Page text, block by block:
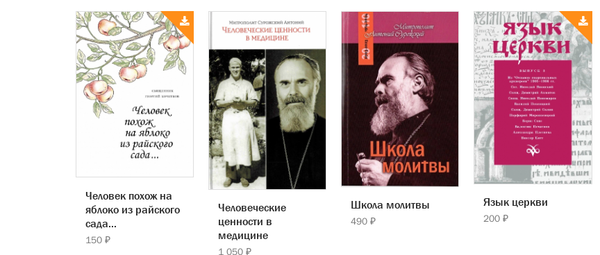
Человек похож на
яблоко из райского
сада...
150 ₽
Человеческие
ценности в
медицине
1 050 ₽
Школа молитвы
490 ₽
Язык церкви
200 ₽